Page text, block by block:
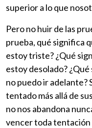
superior a lo que
Pero no huir de las
prueba, qué significa
estoy triste? ¿Qué
estoy desolado?
no puedo ir adelante?
tentado más allá de
no nos abandona
vencer toda tentación